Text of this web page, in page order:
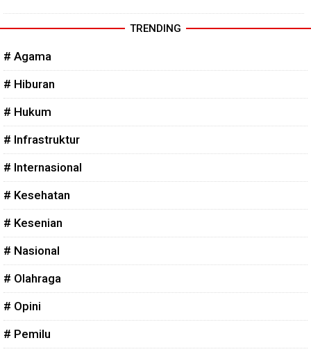
TRENDING
# Agama
# Hiburan
# Hukum
# Infrastruktur
# Internasional
# Kesehatan
# Kesenian
# Nasional
# Olahraga
# Opini
# Pemilu